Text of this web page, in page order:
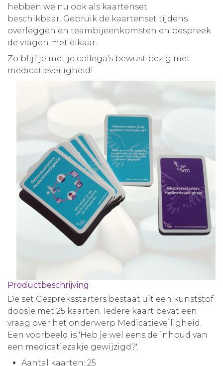
hebben we nu ook als kaartenset
beschikbaar. Gebruik de kaartenset tijdens
overleggen en teambijeenkomsten en bespreek
de vragen met elkaar.
Zo blijf je met je collega's bewust bezig met
medicatieveiligheid!
Productbeschrijving
De set Gespreksstarters bestaat uit een kunststof
doosje met 25 kaarten. Iedere kaart bevat een
vraag over het onderwerp Medicatieveiligheid.
Een voorbeeld is 'Heb je wel eens de inhoud van
een medicatiezakje gewijzigd?'.
Aantal kaarten: 25